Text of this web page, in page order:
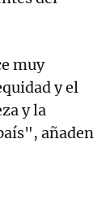
muy
y el
y la
añaden